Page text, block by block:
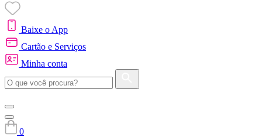
Baixe o App
Cartão e Serviços
Minha conta
0